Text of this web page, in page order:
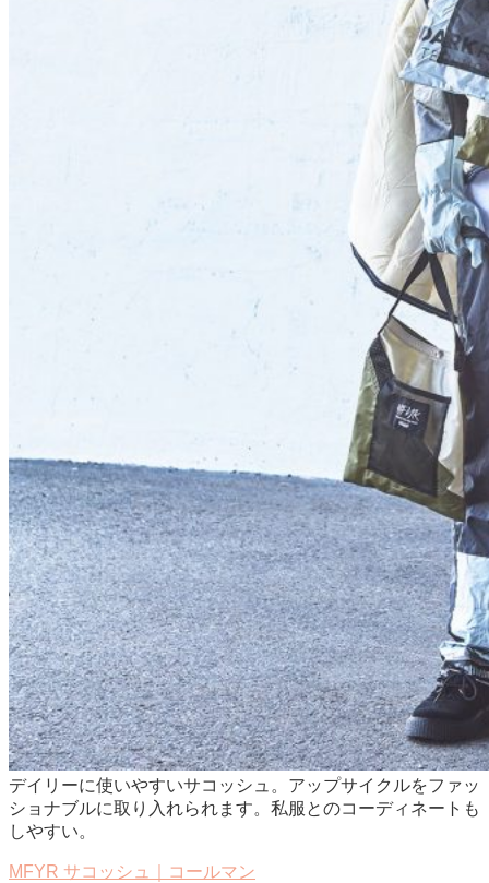
デイリーに使いやすいサコッシュ。アップサイクルをファッ
ショナブルに取り入れられます。私服とのコーディネートも
しやすい。
MFYR サコッシュ｜コールマン